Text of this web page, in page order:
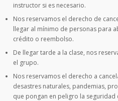
instructor si es necesario.
Nos reservamos el derecho de
llegar al mínimo de personas para
crédito o reembolso.
De llegar tarde a la clase, nos
el grupo.
Nos reservamos el derecho a
desastres naturales, pandemias,
que pongan en peligro la seguridad